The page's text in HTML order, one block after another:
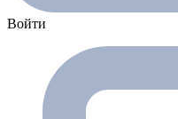
Войти